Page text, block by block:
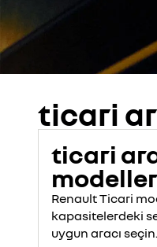
ticari
ticari
Renault Ticari
kapasitelerdeki
uygun aracı seçin.